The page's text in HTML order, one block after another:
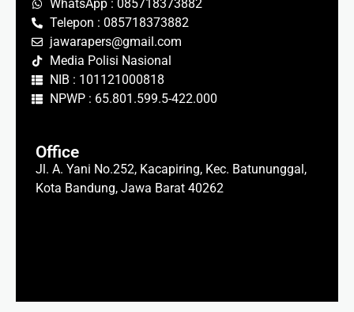
WhatsApp : 085718373882
Telepon : 085718373882
jawarapers@gmail.com
Media Polisi Nasional
NIB : 101121000818
NPWP : 65.801.599.5-422.000
Office
Jl. A. Yani No.252, Kacapiring, Kec. Batununggal,
Kota Bandung, Jawa Barat 40262